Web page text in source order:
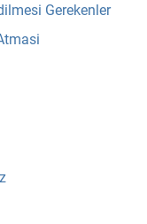
Gerekenler